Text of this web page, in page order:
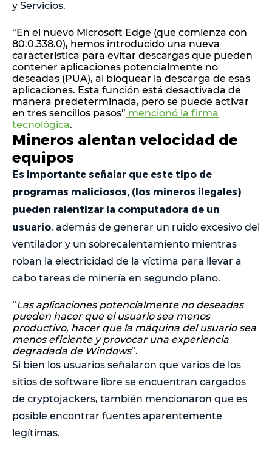
y Servicios.
“En el nuevo Microsoft Edge (que comienza con
80.0.338.0), hemos introducido una nueva
característica para evitar descargas que pueden
contener aplicaciones potencialmente no
deseadas (PUA), al bloquear la descarga de esas
aplicaciones. Esta función está desactivada de
manera predeterminada, pero se puede activar
en tres sencillos pasos” mencionó la firma
tecnológica.
Mineros alentan velocidad de
equipos
Es importante señalar que este tipo de
programas maliciosos, (los mineros ilegales)
pueden ralentizar la computadora de un
usuario, además de generar un ruido excesivo del
ventilador y un sobrecalentamiento mientras
roban la electricidad de la víctima para llevar a
cabo tareas de minería en segundo plano.
“Las aplicaciones potencialmente no deseadas
pueden hacer que el usuario sea menos
productivo, hacer que la máquina del usuario sea
menos eficiente y provocar una experiencia
degradada de Windows”.
Si bien los usuarios señalaron que varios de los
sitios de software libre se encuentran cargados
de cryptojackers, también mencionaron que es
posible encontrar fuentes aparentemente
legítimas.